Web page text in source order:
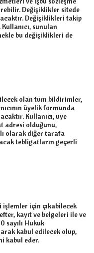
Değişiklikler sitede
Değişiklikleri takip
sunulan
bu değişiklikleri de
olan tüm bildirimler,
üyelik formunda
Kullanıcı, üye
adresi olduğunu,
olarak diğer tarafa
tebligatların geçerli
için çıkabilecek
kayıt ve belgeleri ile ve
sayılı Hukuk
kabul edilecek olup,
kabul eder.